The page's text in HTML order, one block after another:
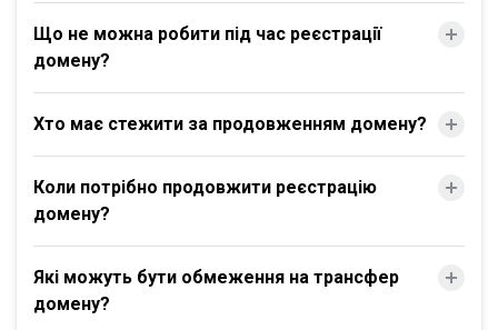
Що не можна робити під час реєстрації
домену?
Хто має стежити за продовженням домену?
Коли потрібно продовжити реєстрацію
домену?
Які можуть бути обмеження на трансфер
домену?